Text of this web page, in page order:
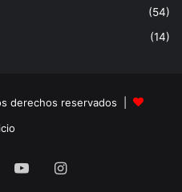
(54)
(14)
derechos reservados |
YouTubeInstagram